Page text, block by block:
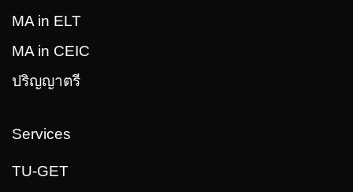
MA in ELT
MA in CEIC
ปริญญาตรี
Services
TU-GET